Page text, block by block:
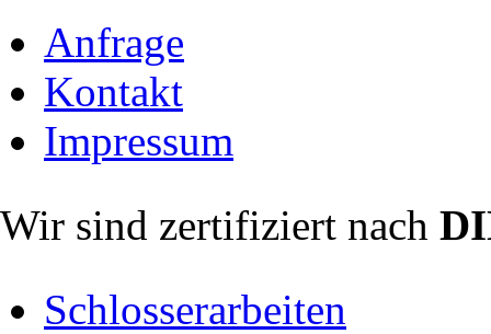
Anfrage
Kontakt
Impressum
Wir sind zertifiziert nach
Schlosserarbeiten